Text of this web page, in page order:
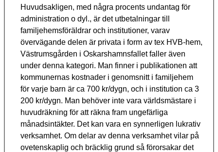
Huvudsakligen, med några procents undantag för
administration o dyl., är det utbetalningar till
familjehemsföräldrar och institutioner, varav
övervägande delen är privata i form av tex HVB-hem,
Västrumsgården i Oskarshamnsfallet faller även
under denna kategori. Man finner i publikationen att
kommunernas kostnader i genomsnitt i familjehem
för varje barn är ca 700 kr/dygn, och i institution ca 3
200 kr/dygn. Man behöver inte vara världsmästare i
huvudräkning för att räkna fram ungefärliga
månadsintäkter. Det kan vara en synnerligen lukrativ
verksamhet. Om delar av denna verksamhet vilar på
ovetenskaplig och bräcklig grund så förorsakar det